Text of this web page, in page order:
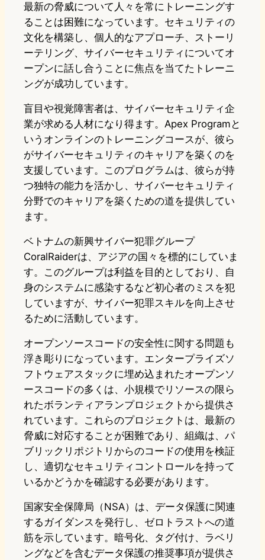
最新の脅威について人々を常にトレーニングす
ることは困難になっています。セキュリティの
文化を構築し、個人的なアプローチ、ストーリ
ーテリング、サイバーセキュリティについてオ
ープンに話し合うことに焦点を当てたトレーニ
ングが成功しています。
盲目や視覚障害者は、サイバーセキュリティ企
業が求める人材になり得ます。Apex Programと
いうオンラインのトレーニングコースが、彼ら
がサイバーセキュリティのキャリアを築くのを
支援しています。このプログラムは、彼らが持
つ独特の能力を活かし、サイバーセキュリティ
分野でのキャリアを築くための道を提供してい
ます。
ベトナムの新興サイバー犯罪グループ
CoralRaiderは、アジアの国々を標的にしていま
す。このグループは利益を目的としており、自
身のシステムに感染するなど初心者のミスを犯
していますが、サイバー犯罪スキルを向上させ
るために活動しています。
オープンソースコードの安全性に関する問題も
浮き彫りになっています。エンタープライズソ
フトウェアスタックに埋め込まれたオープンソ
ースコードの多くは、小規模でリソースの限ら
れたボランティアランプロジェクトから提供さ
れています。これらのプロジェクトは、最新の
脅威に対応することが困難であり、組織は、パ
ブリックリポジトリからのコードの使用を検証
し、適切なセキュリティコントロールを持って
いるかどうかを確認する必要があります。
国家安全保障局（NSA）は、データ保護に関連
するガイダンスを発行し、ゼロトラストへの道
筋を示しています。暗号化、タグ付け、ラベリ
ングなどを含むデータ保護の推奨事項が提供さ